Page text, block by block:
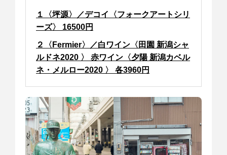
１〈坪源〉／デコイ〈フォークアートシリ
ーズ〉 16500円
２〈Fermier〉／白ワイン〈田園 新潟シャ
ルドネ2020 〉 赤ワイン〈夕陽 新潟カベル
ネ・メルロー2020 〉 各3960円